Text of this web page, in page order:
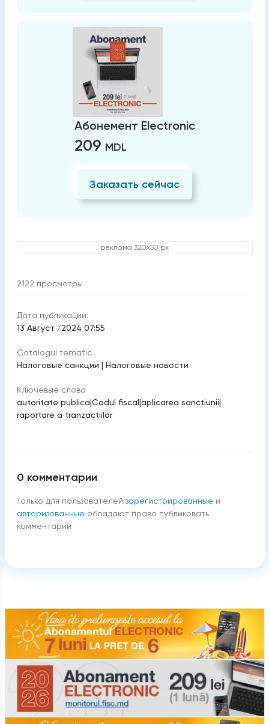
Абонемент Electronic
209 MDL
Заказать сейчас
реклама 320x50 px
2122 просмотры
Дата публикации:
13 Август /2024 07:55
Catalogul tematic
Налоговые санкции | Налоговые новости
Ключевые слова
autoritate publica|Codul fiscal|aplicarea sanctiunii|
raportare a tranzacţiilor
0 комментарии
Только для пользователей зарегистрированные и
авторизованные обладают право публиковать
комментарии